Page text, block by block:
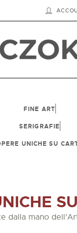
FINE ART
SERIGRAFIE
UNICHE SU
mano